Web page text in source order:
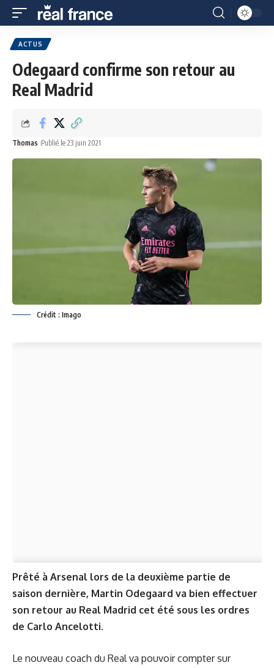
ACTUS
Odegaard confirme son retour au
Real Madrid
Thomas Publié le 23 juin 2021
Crédit : Imago
Prêté à Arsenal lors de la deuxième partie de
saison dernière, Martin Odegaard va bien effectuer
son retour au Real Madrid cet été sous les ordres
de Carlo Ancelotti.
Le nouveau coach du Real va pouvoir compter sur